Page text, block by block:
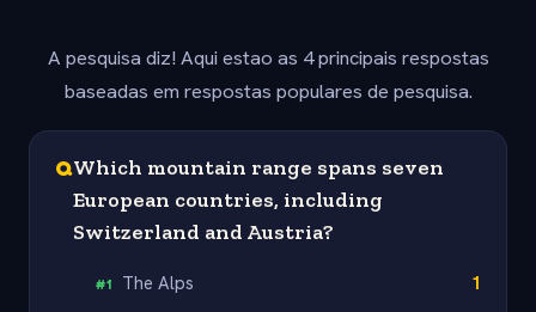
A pesquisa diz! Aqui estao as 4 principais respostas
baseadas em respostas populares de pesquisa.
QWhich mountain range spans seven
European countries, including
Switzerland and Austria?
#1 The Alps 1